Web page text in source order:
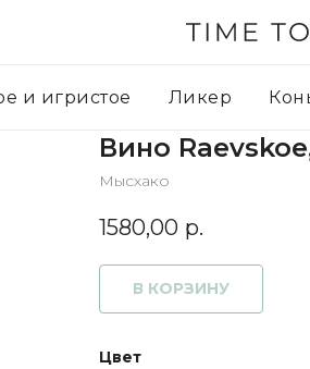
и игристое Ликер
Вино
Мысхако
1580,00 р.
В КОРЗИНУ
Цвет